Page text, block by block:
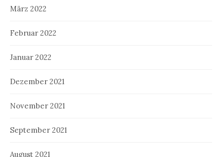
März 2022
Februar 2022
Januar 2022
Dezember 2021
November 2021
September 2021
August 2021